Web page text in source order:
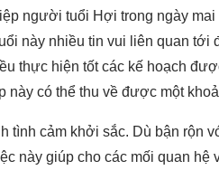
người tuổi Hợi trong ngày mai
này nhiều tin vui liên quan tới
thực hiện tốt các kế hoạch
này có thể thu về được một
tình cảm khởi sắc. Dù bận rộn
này giúp cho các mối quan hệ